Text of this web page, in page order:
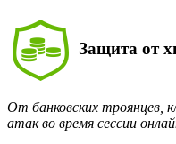
Защита от
От банковских троянцев,
атак во время сессии